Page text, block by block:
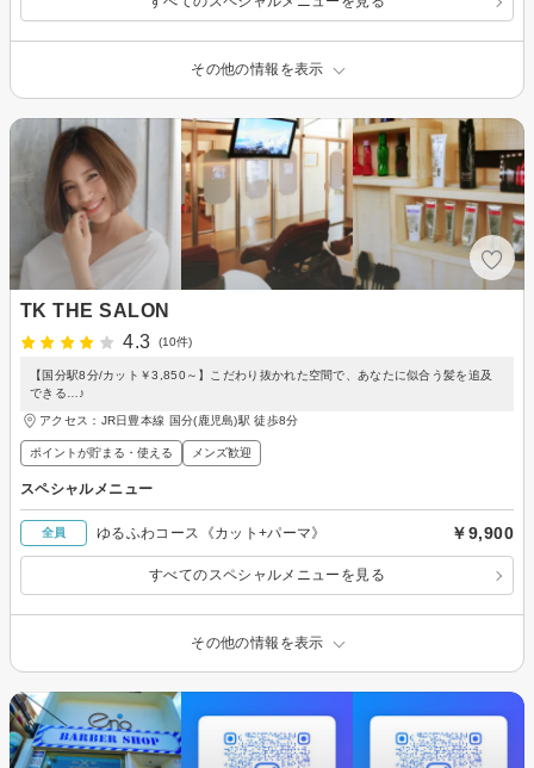
その他の情報を表示
TK THE SALON
4.3
(10件)
【国分駅8分/カット￥3,850～】こだわり抜かれた空間で、あなたに似合う髪を追及
できる…♪
アクセス：JR日豊本線 国分(鹿児島)駅 徒歩8分
ポイントが貯まる・使える メンズ歓迎
スペシャルメニュー
全員 ゆるふわコース《カット+パーマ》 ￥9,900
すべてのスペシャルメニューを見る
その他の情報を表示